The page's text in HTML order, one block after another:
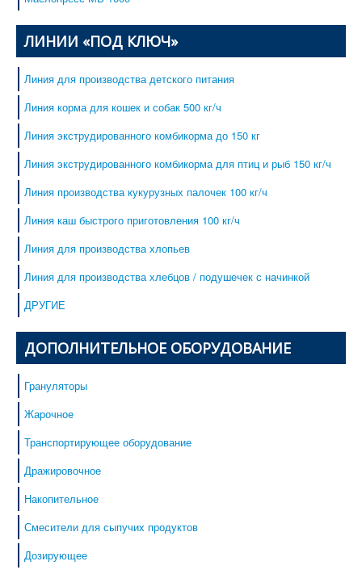
ЛИНИИ «ПОД КЛЮЧ»
Линия для производства детского питания
Линия корма для кошек и собак 500 кг/ч
Линия экструдированного комбикорма до 150 кг
Линия экструдированного комбикорма для птиц и рыб 150 кг/ч
Линия производства кукурузных палочек 100 кг/ч
Линия каш быстрого приготовления 100 кг/ч
Линия для производства хлопьев
Линия для производства хлебцов / подушечек с начинкой
ДРУГИЕ
ДОПОЛНИТЕЛЬНОЕ ОБОРУДОВАНИЕ
Грануляторы
Жарочное
Транспортирующее оборудование
Дражировочное
Накопительное
Смесители для сыпучих продуктов
Дозирующее